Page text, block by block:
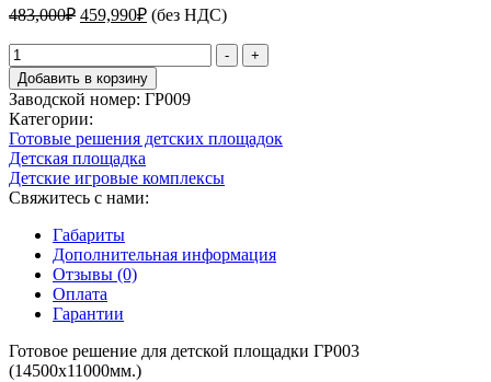
483,000₽ Первоначальная
составляла
483,000₽.
459,990₽Текущая
цена:
459,990₽.
(без НДС)
Количество
товара
Готовое
решение
для
детской
площадки
ГР003
-
+
Добавить в корзину
Заводской номер: ГР009
Категории:
Готовые решения детских площадок
Детская площадка
Детские игровые комплексы
Свяжитесь с нами:
Габариты
Дополнительная информация
Отзывы (0)
Оплата
Гарантии
Готовое решение для детской площадки ГР003
(14500х11000мм.)